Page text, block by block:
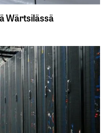
Wärtsilässä